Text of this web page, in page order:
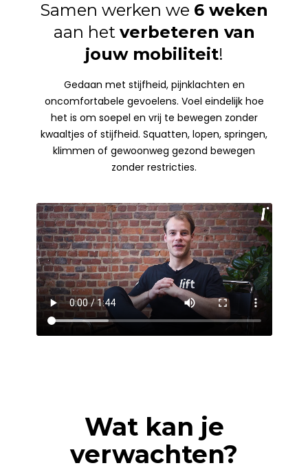
Samen werken we 6 weken
aan het verbeteren van
jouw mobiliteit!
Gedaan met stijfheid, pijnklachten en
oncomfortabele gevoelens. Voel eindelijk hoe
het is om soepel en vrij te bewegen zonder
kwaaltjes of stijfheid. Squatten, lopen, springen,
klimmen of gewoonweg gezond bewegen
zonder restricties.
Wat kan je
verwachten?